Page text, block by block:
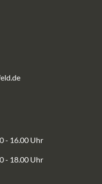
- 16.00 Uhr
- 18.00 Uhr